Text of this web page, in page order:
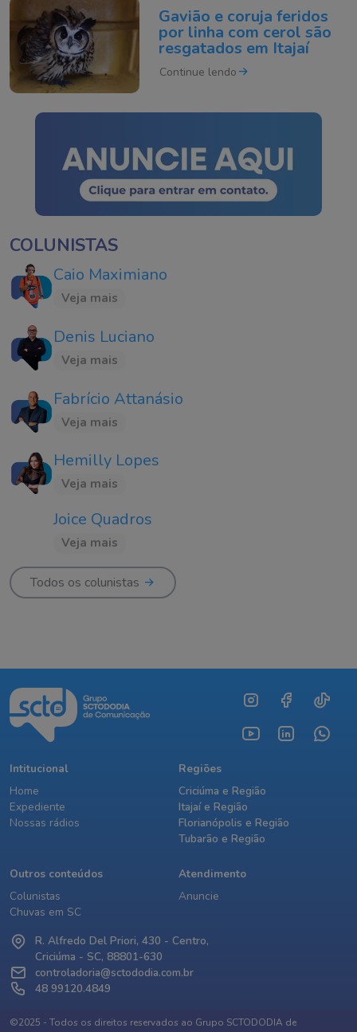
Gavião e coruja feridos
por linha com cerol são
resgatados em Itajaí
Continue lendo
COLUNISTAS
Caio Maximiano
Veja mais
Denis Luciano
Veja mais
Fabrício Attanásio
Veja mais
Hemilly Lopes
Veja mais
Joice Quadros
Veja mais
Todos os colunistas
Intitucional
Home
Expediente
Nossas rádios
Regiões
Criciúma e Região
Itajaí e Região
Florianópolis e Região
Tubarão e Região
Outros conteúdos
Colunistas
Chuvas em SC
Atendimento
Anuncie
R. Alfredo Del Priori, 430 - Centro,
Criciúma - SC, 88801-630
controladoria@sctododia.com.br
48 99120.4849
©2025 - Todos os direitos reservados ao Grupo SCTODODIA de